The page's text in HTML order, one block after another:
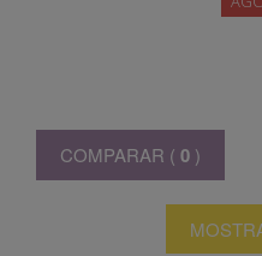
COMPARAR ( 0 )